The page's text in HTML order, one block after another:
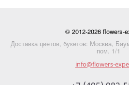
© 2012-2026 flowers-
Доставка цветов, букетов: Москва,
пом. 1/1
info@flowers-